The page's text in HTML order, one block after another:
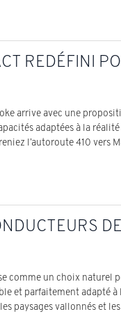
REDÉFINI
arrive avec une
adaptées à la
l’autoroute 410 vers
comme un choix naturel
et parfaitement adapté
paysages vallonnés et